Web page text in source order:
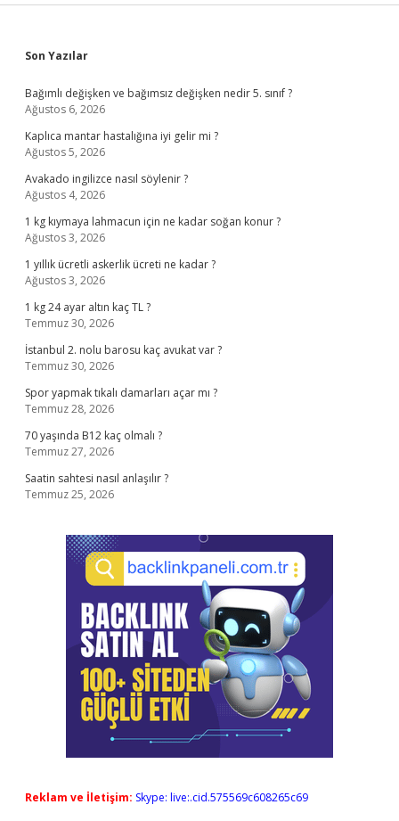
Sidebar
Son Yazılar
Bağımlı değişken ve bağımsız değişken nedir 5. sınıf ?
Ağustos 6, 2026
Kaplıca mantar hastalığına iyi gelir mi ?
Ağustos 5, 2026
Avakado ingilizce nasıl söylenir ?
Ağustos 4, 2026
1 kg kıymaya lahmacun için ne kadar soğan konur ?
Ağustos 3, 2026
1 yıllık ücretli askerlik ücreti ne kadar ?
Ağustos 3, 2026
1 kg 24 ayar altın kaç TL ?
Temmuz 30, 2026
İstanbul 2. nolu barosu kaç avukat var ?
Temmuz 30, 2026
Spor yapmak tıkalı damarları açar mı ?
Temmuz 28, 2026
70 yaşında B12 kaç olmalı ?
Temmuz 27, 2026
Saatin sahtesi nasıl anlaşılır ?
Temmuz 25, 2026
Reklam ve İletişim: Skype: live:.cid.575569c608265c69